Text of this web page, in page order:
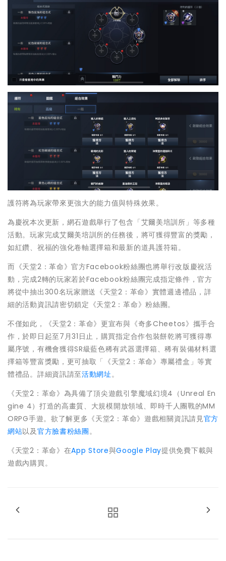
護符將為玩家帶來更強大的能力值與特殊效果。
為慶祝本次更新，網石遊戲舉行了包含「艾爾美培訓所」等多種
活動。玩家完成艾爾美培訓所的任務後，將可獲得豐富的獎勵，
如紅鑽、祝福的強化卷軸選擇箱和最新的道具護符箱。
而《天堂2：革命》官方Facebook粉絲團也將舉行改版慶祝活
動，完成2轉的玩家若於Facebook粉絲團完成指定條件，官方
將從中抽出300名玩家贈送《天堂2：革命》實體週邊禮品，詳
細的活動資訊請密切鎖定《天堂2：革命》粉絲團。
不僅如此，《天堂2：革命》更宣布與《奇多Cheetos》攜手合
作，於即日起至7月31日止，購買指定合作包裝餅乾將可獲得專
屬序號，有機會獲得SR級藍色稀有武器選擇箱、稀有裝備材料選
擇箱等豐富獎勵，更可抽取「《天堂2：革命》專屬禮盒」等實
體禮品。詳細資訊請至活動網址。
《天堂2：革命》為具備了頂尖遊戲引擎魔域幻境4（Unreal En
gine 4）打造的高畫質、大規模開放領域、即時千人團戰的MM
ORPG手遊。欲了解更多《天堂2：革命》遊戲相關資訊請見官方
網站以及官方臉書粉絲團。
《天堂2：革命》在App Store與Google Play提供免費下載與
遊戲內購買。